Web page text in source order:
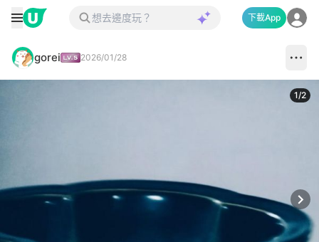
下載App
gorei 2026/01/28
1/2